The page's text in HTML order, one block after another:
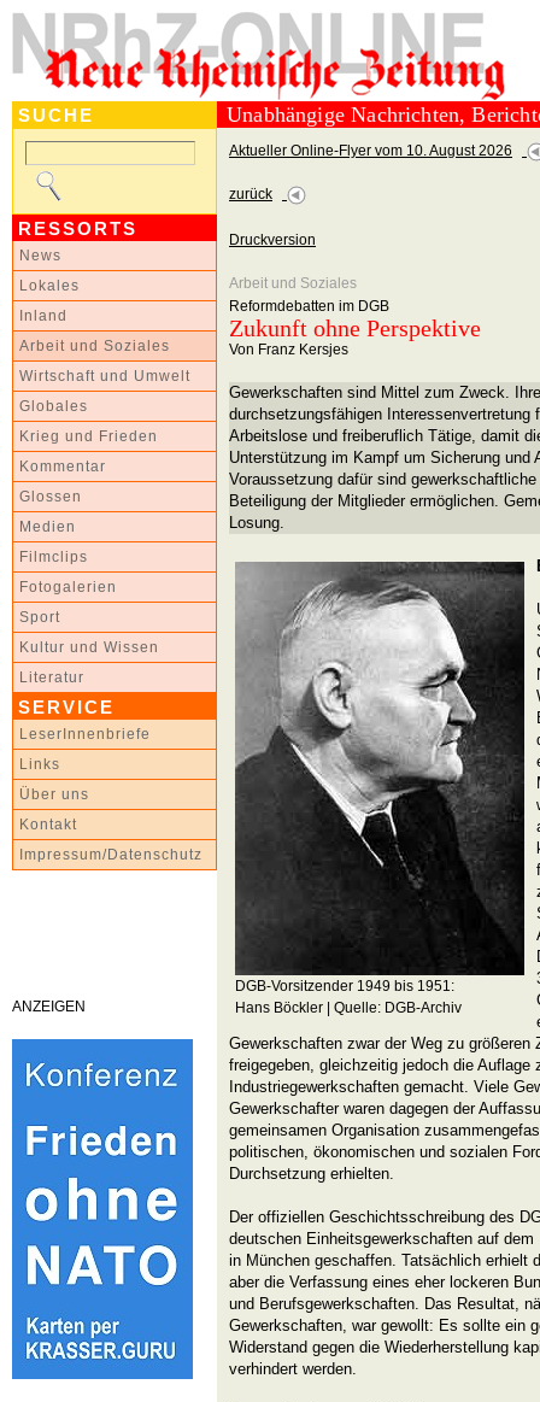
SUCHE
RESSORTS
News
Lokales
Inland
Arbeit und Soziales
Wirtschaft und Umwelt
Globales
Krieg und Frieden
Kommentar
Glossen
Medien
Filmclips
Fotogalerien
Sport
Kultur und Wissen
Literatur
SERVICE
LeserInnenbriefe
Links
Über uns
Kontakt
Impressum/Datenschutz
ANZEIGEN
Unabhängige Nachrichten,
Aktueller Online-Flyer vom 10. August 2026
zurück
Druckversion
Arbeit und Soziales
Reformdebatten im DGB
Zukunft ohne Perspektive
Von Franz Kersjes
Gewerkschaften sind Mittel zum Zweck.
durchsetzungsfähigen Interessenvertretung
Arbeitslose und freiberuflich Tätige, damit
Unterstützung im Kampf um Sicherung und
Voraussetzung dafür sind
Beteiligung der Mitglieder ermöglichen.
Losung.
DGB-Vorsitzender 1949 bis 1951:
Hans Böckler | Quelle: DGB-Archiv
Gewerkschaften zwar der Weg zu größeren
freigegeben, gleichzeitig jedoch die Auflage
Industriegewerkschaften gemacht. Viele
Gewerkschafter waren dagegen der
gemeinsamen Organisation
politischen, ökonomischen und sozialen
Durchsetzung erhielten.
Der offiziellen Geschichtsschreibung des
deutschen Einheitsgewerkschaften auf
in München geschaffen. Tatsächlich erhielt
aber die Verfassung eines eher lockeren
und Berufsgewerkschaften. Das Resultat,
Gewerkschaften, war gewollt: Es sollte ein
Widerstand gegen die Wiederherstellung
verhindert werden.